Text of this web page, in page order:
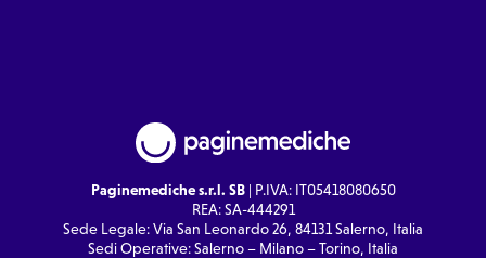
Paginemediche s.r.l. SB| P.IVA: IT05418080650
REA: SA-444291
Sede Legale: Via San Leonardo 26, 84131 Salerno, Italia
Sedi Operative: Salerno – Milano – Torino, Italia